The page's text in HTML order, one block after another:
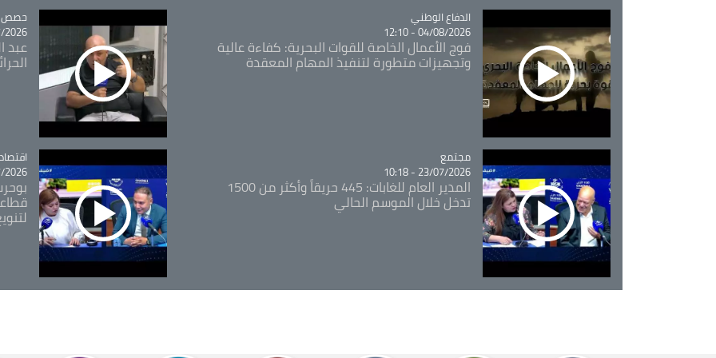
Catégorie
الدفاع الوطني
04/08/2026 - 12:10
فوج الأعمال الخاصة للقوات البحرية: كفاءة عالية
وتجهيزات متطورة لتنفيذ المهام المعقدة
حصص
- 09:49
عبد
Catégorie
مجتمع
23/07/2026 - 10:18
المدير العام للغابات: 445 حريقاً وأكثر من 1500
تدخل خلال الموسم الحالي
اقتصاد
- 12:13